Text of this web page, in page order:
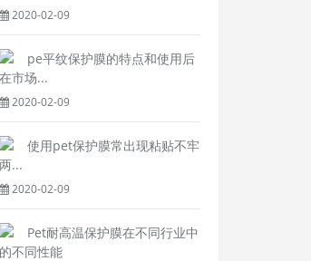
2020-02-09
pe平纹保护膜的特点和使用后
在市场...
2020-02-09
使用pet保护膜常出现粘贴不牢
两...
2020-02-09
Pet耐高温保护膜在不同行业中
的不同性能